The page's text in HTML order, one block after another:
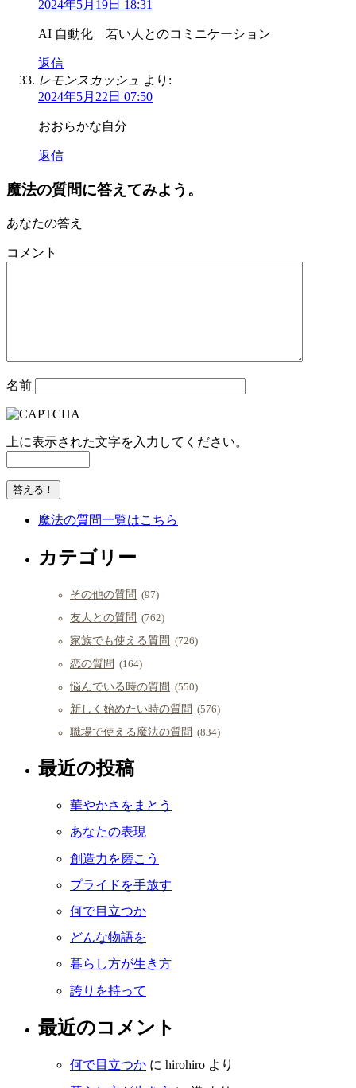
2024年5月19日 18:31
AI 自動化 若い人とのコミニケーション
返信
レモンスカッシュ より:
2024年5月22日 07:50
おおらかな自分
返信
魔法の質問に答えてみよう。
あなたの答え
コメント
名前
上に表示された文字を入力してください。
魔法の質問一覧はこちら
カテゴリー
その他の質問 (97)
友人との質問 (762)
家族でも使える質問 (726)
恋の質問 (164)
悩んでいる時の質問 (550)
新しく始めたい時の質問 (576)
職場で使える魔法の質問 (834)
最近の投稿
華やかさをまとう
あなたの表現
創造力を磨こう
プライドを手放す
何で目立つか
どんな物語を
暮らし方が生き方
誇りを持って
最近のコメント
何で目立つか に hirohiro より